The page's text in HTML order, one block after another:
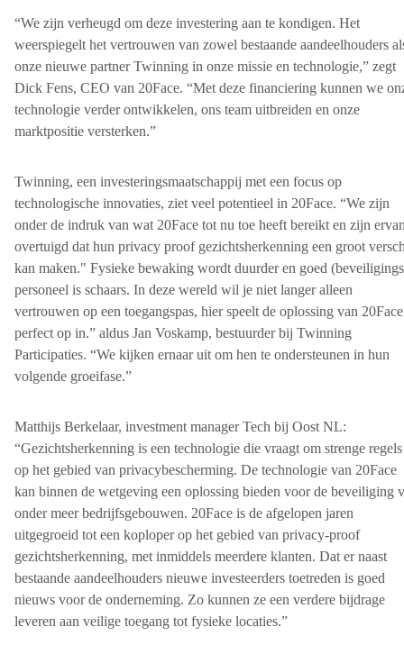
“We zijn verheugd om deze investering aan te kondigen. Het
weerspiegelt het vertrouwen van zowel bestaande aandeelhouders
onze nieuwe partner Twinning in onze missie en technologie,” zegt
Dick Fens, CEO van 20Face. “Met deze financiering kunnen we
technologie verder ontwikkelen, ons team uitbreiden en onze
marktpositie versterken.”
Twinning, een investeringsmaatschappij met een focus op
technologische innovaties, ziet veel potentieel in 20Face. “We zijn
onder de indruk van wat 20Face tot nu toe heeft bereikt en zijn
overtuigd dat hun privacy proof gezichtsherkenning een groot
kan maken." Fysieke bewaking wordt duurder en goed
personeel is schaars. In deze wereld wil je niet langer alleen
vertrouwen op een toegangspas, hier speelt de oplossing van 20Face
perfect op in.” aldus Jan Voskamp, bestuurder bij Twinning
Participaties. “We kijken ernaar uit om hen te ondersteunen in hun
volgende groeifase.”
Matthijs Berkelaar, investment manager Tech bij Oost NL:
“Gezichtsherkenning is een technologie die vraagt om strenge regels
op het gebied van privacybescherming. De technologie van 20Face
kan binnen de wetgeving een oplossing bieden voor de beveiliging
onder meer bedrijfsgebouwen. 20Face is de afgelopen jaren
uitgegroeid tot een koploper op het gebied van privacy-proof
gezichtsherkenning, met inmiddels meerdere klanten. Dat er naast
bestaande aandeelhouders nieuwe investeerders toetreden is goed
nieuws voor de onderneming. Zo kunnen ze een verdere bijdrage
leveren aan veilige toegang tot fysieke locaties.”